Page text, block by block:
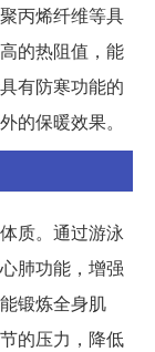
丙烯纤维等具
的热阻值，能
有防寒功能的
的保暖效果。
质。通过游泳
肺功能，增强
锻炼全身肌
的压力，降低